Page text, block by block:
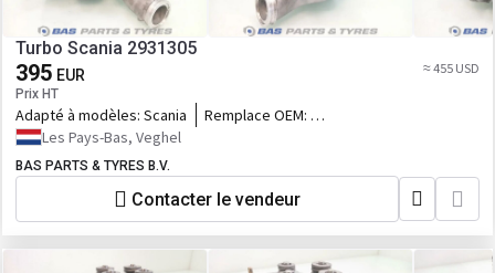
Turbo Scania 2931305
395 EUR
Prix HT
≈ 455 USD
Adapté à modèles: Scania
Remplace OEM:
Les Pays-Bas, Veghel
BAS PARTS & TYRES B.V.
Contacter le vendeur